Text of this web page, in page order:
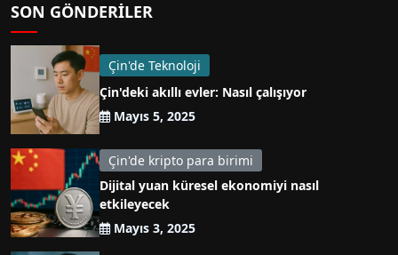
SON GÖNDERILER
Çin'de Teknoloji
Çin'deki akıllı evler: Nasıl çalışıyor
Mayıs 5, 2025
Çin'de kripto para birimi
Dijital yuan küresel ekonomiyi nasıl
etkileyecek
Mayıs 3, 2025